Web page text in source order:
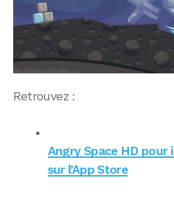
Retrouvez :
Angry Space HD pour
sur l’App Store